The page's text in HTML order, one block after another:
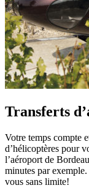
Transferts
Votre temps compte
d’hélicoptères pour
l’aéroport de
minutes par
vous sans limite!